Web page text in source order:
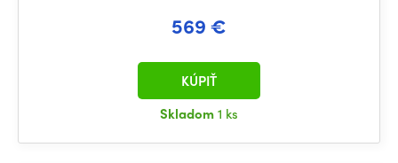
569 €
Skladom1 ks
KÚPIŤ